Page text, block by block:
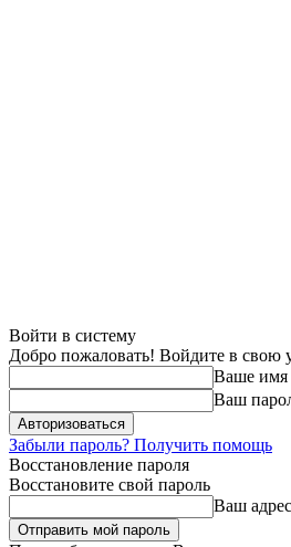
Войти в систему
Добро пожаловать! Войдите в свою
Ваше имя
Ваш
Забыли пароль? Получить помощь
Восстановление пароля
Восстановите свой пароль
Ваш